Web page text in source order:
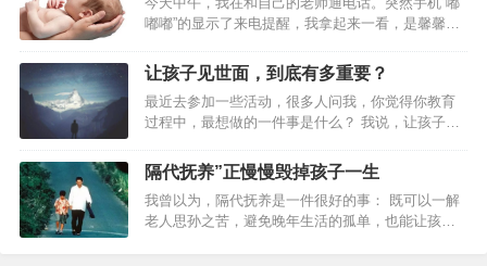
敷衍、不马虎 ● 认真对待孩子的每件小事 1996
年，杨澜在美国生下儿子；2000年10月20日，杨澜
在上海又喜得一个六斤多重的小女儿，圆了她想要
“美国儿子中国女儿”的妈妈梦。因为工作缘故，杨澜
嘟嘟”的显示了来电提醒，我拿起来一看，是馨馨的
我的电话，莫非有什么重要的事情？我于是赶紧挂
了老师的电话，并立马拨通了馨馨班主任的电话。
要知道，现在对于我来说，千事万事都没有比儿女
们学习来得更重要的事情了。只听那边班主任很快
的向我阐明了打电话的原因，由于明天下午学校开
家长会，我被馨馨班主任邀请为分享育儿经的家
学好，普通话不标准，这也是目前带着孩子学拼音
时才发现的；其…
让孩子见世面，到底有多重要？
最近去参加一些活动，很多人问我，你觉得你教育
过程中，最想做的一件事是什么？ 我说，让孩子见
巴地过着日子，朝九晚五，我们到底该怎样让孩子
见世面。 “见世面是不是富人的专属产品，穷人的海
市蜃楼？” 我想说，孩子见世面，许多时候，不是
钱，而是父母的眼光和格局，融化在最细小的时间
隔代抚养”正慢慢毁掉孩子一生
我曾以为，隔代抚养是一件很好的事： 既可以一解
老人思孙之苦，避免晚年生活的孤单，也能让孩子